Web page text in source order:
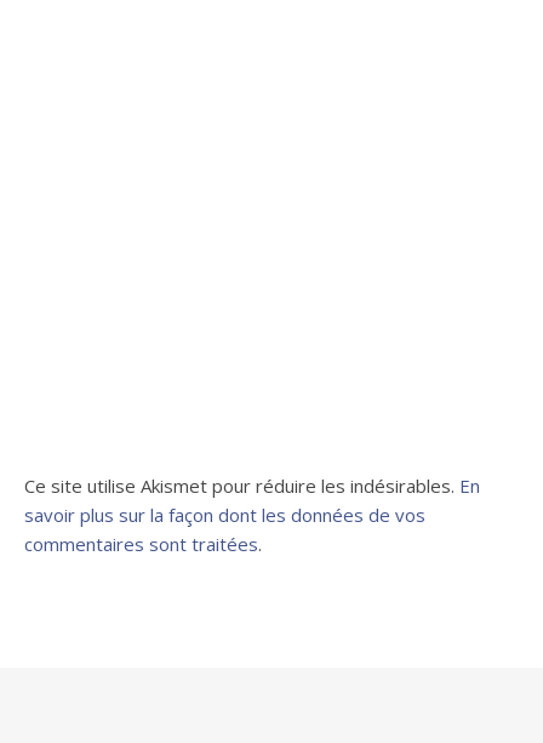
Ce site utilise Akismet pour réduire les indésirables. En
savoir plus sur la façon dont les données de vos
commentaires sont traitées.